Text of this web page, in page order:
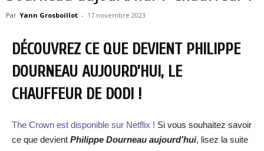
Par Yann Grosboillot - 17 novembre 2023
DÉCOUVREZ CE QUE DEVIENT PHILIPPE
DOURNEAU AUJOURD’HUI, LE
CHAUFFEUR DE DODI !
The Crown est disponible sur Netflix ! Si vous souhaitez savoir
ce que devient Philippe Dourneau aujourd’hui, lisez la suite